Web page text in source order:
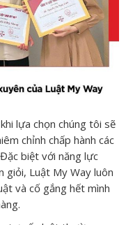
lựa chọn chúng tôi sẽ
chỉnh chấp hành các
biệt với năng lực
giỏi, Luật My Way luôn
và cố gắng hết mình